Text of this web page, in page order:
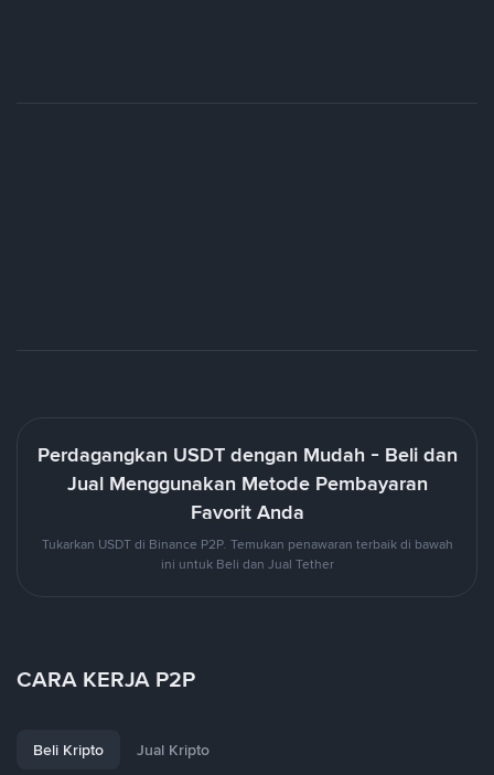
Perdagangkan USDT dengan Mudah - Beli dan
Jual Menggunakan Metode Pembayaran
Favorit Anda
Tukarkan USDT di Binance P2P. Temukan penawaran terbaik di bawah
ini untuk Beli dan Jual Tether
CARA KERJA P2P
Beli Kripto Jual Kripto